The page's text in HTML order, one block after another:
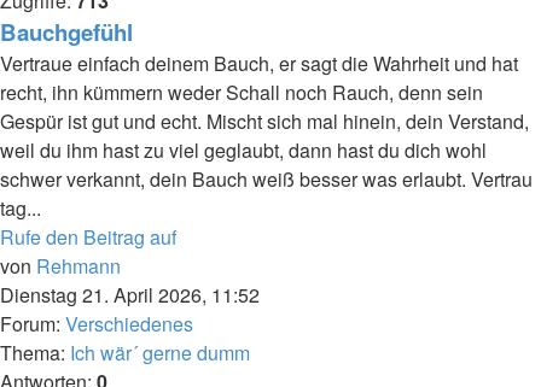
Bauchgefühl
Vertraue einfach deinem Bauch, er sagt die Wahrheit und hat
recht, ihn kümmern weder Schall noch Rauch, denn sein
Gespür ist gut und echt. Mischt sich mal hinein, dein Verstand,
weil du ihm hast zu viel geglaubt, dann hast du dich wohl
schwer verkannt, dein Bauch weiß besser was erlaubt. Vertrau
tag...
Rufe den Beitrag auf
von Rehmann
Dienstag 21. April 2026, 11:52
Forum: Verschiedenes
Thema: Ich wär´ gerne dumm